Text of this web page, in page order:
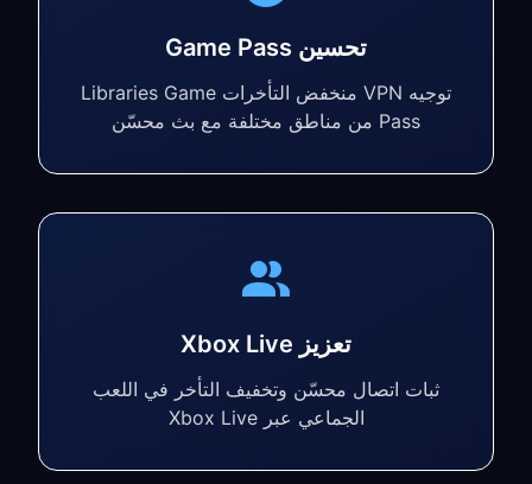
تحسين Game Pass
توجيه VPN منخفض التأخرات Libraries Game
Pass من مناطق مختلفة مع بث محسّن
تعزيز Xbox Live
ثبات اتصال محسّن وتخفيف التأخر في اللعب
الجماعي عبر Xbox Live